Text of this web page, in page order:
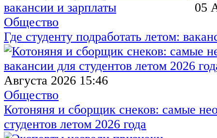
05
Общество
Где студенту подработать летом:
Августа 2026 15:46
Общество
Котоняня и сборщик снеков: самые
студентов летом 2026 года